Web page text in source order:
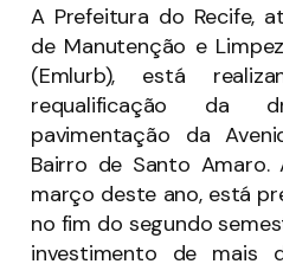
A Prefeitura do Recife,
de Manutenção e
(Emlurb), está
requalificação da
pavimentação da
Bairro de Santo Amaro.
março deste ano, está
no fim do segundo
investimento de mais